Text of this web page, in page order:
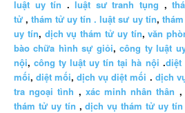
luật uy tín .luật sư tranh tụng ,
tử ,thám tử uy tín . luật sư uy tín,
uy tín, dịch vụ thám tử uy tín,văn
bào chữa hình sự giỏi,công ty luật
nội,công ty luật uy tín tại hà nội .diệt
mối,diệt mối,dịch vụ diệt mối . dịch
tra ngoại tình , xác minh nhân thân ,
thám tử uy tín ,dịch vụ thám tử uy tín